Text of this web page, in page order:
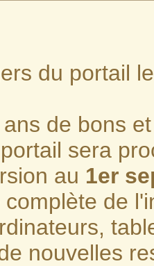
du portail
de bons
sera
au 1er
de
nouvelles